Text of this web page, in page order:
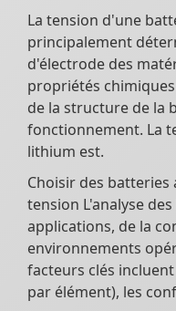
La tension d'une
principalement
d'électrode des
propriétés
de la structure de la
fonctionnement. La
lithium est.
Choisir des
tension L'analyse
applications, de la
environnements
facteurs clés
par élément), les